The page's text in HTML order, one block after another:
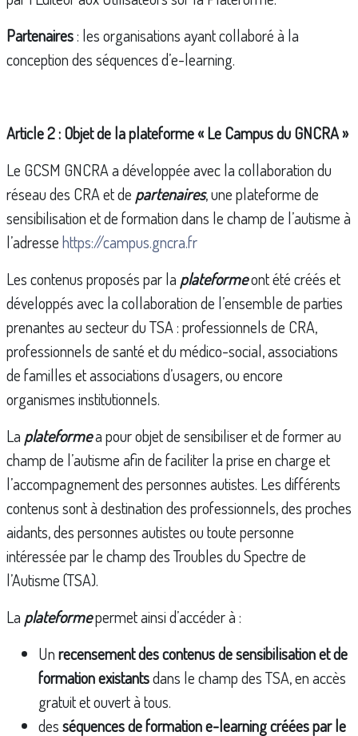
Partenaires: les organisations ayant collaboré à la
conception des séquences d’e-learning.
Article 2 : Objet de la plateforme « Le Campus du GNCRA »
Le GCSM GNCRA a développée avec la collaboration du
réseau des CRA et de partenaires, une plateforme de
sensibilisation et de formation dans le champ de l’autisme à
l’adressehttps://campus.gncra.fr
Les contenus proposés par la plateformeont été créés et
développés avec la collaboration de l’ensemble de parties
prenantes au secteur du TSA : professionnels de CRA,
professionnels de santé et du médico-social, associations
de familles et associations d’usagers, ou encore
organismes institutionnels.
La plateformea pour objet de sensibiliser et de former au
champ de l’autisme afin de faciliter la prise en charge et
l’accompagnement des personnes autistes. Les différents
contenus sont à destination des professionnels, des proches
aidants, des personnes autistes ou toute personne
intéressée par le champ des Troubles du Spectre de
l’Autisme (TSA).
La plateformepermet ainsi d’accéder à :
Unrecensement des contenus de sensibilisation et de
formation existantsdans le champ des TSA, en accès
gratuit et ouvert à tous.
desséquences de formation e-learning créées par le